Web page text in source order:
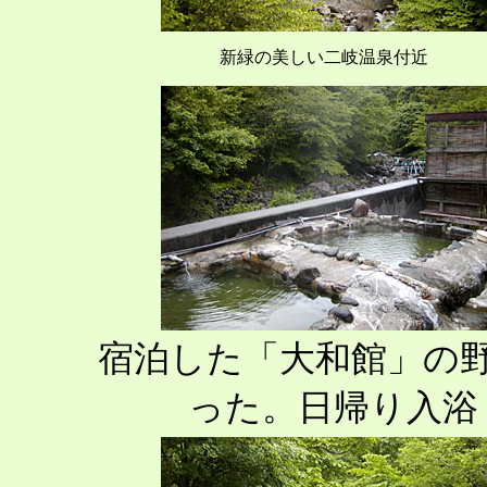
新緑の美しい二岐温泉付近
宿泊した「大和館」の
った。日帰り入